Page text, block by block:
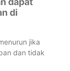
di
jika
dan tidak